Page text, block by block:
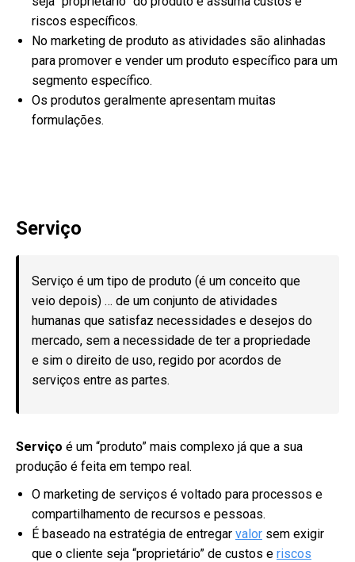
riscos específicos.
No marketing de produto as atividades são alinhadas
para promover e vender um produto específico para um
segmento específico.
Os produtos geralmente apresentam muitas
formulações.
Serviço
Serviço é um tipo de produto (é um conceito que
veio depois) … de um conjunto de atividades
humanas que satisfaz necessidades e desejos do
mercado, sem a necessidade de ter a propriedade
e sim o direito de uso, regido por acordos de
serviços entre as partes.
Serviço é um “produto” mais complexo já que a sua
produção é feita em tempo real.
O marketing de serviços é voltado para processos e
compartilhamento de recursos e pessoas.
É baseado na estratégia de entregar valor sem exigir
que o cliente seja “proprietário” de custos e riscos